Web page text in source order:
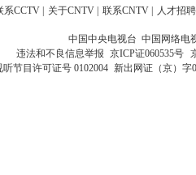
系CCTV | 关于CNTV | 联系CNTV | 人才招聘
中国中央电视台 中国网络电
违法和不良信息举报 京ICP证060535号
节目许可证号 0102004 新出网证（京）